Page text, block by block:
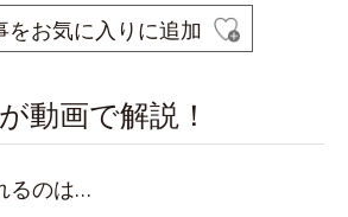
をお気に入りに追加
動画で解説！
るのは…